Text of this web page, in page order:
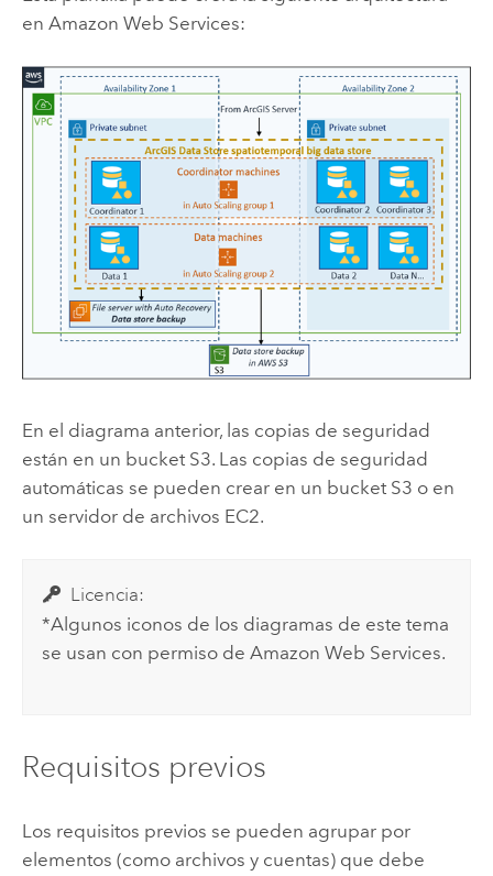
en Amazon Web Services:
En el diagrama anterior, las copias de seguridad
están en un bucket S3. Las copias de seguridad
automáticas se pueden crear en un bucket S3 o en
un servidor de archivos EC2.
Licencia:
*Algunos iconos de los diagramas de este tema
se usan con permiso deAmazon Web Services.
Requisitos previos
Los requisitos previos se pueden agrupar por
elementos (como archivos y cuentas) que debe